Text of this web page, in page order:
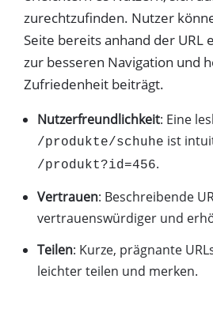
zurechtzufinden. Nutzer
Seite bereits anhand der URL
zur besseren Navigation und
Zufriedenheit beiträgt.
Nutzerfreundlichkeit: Eine
/produkte/schuhe ist
/produkt?id=456.
Vertrauen: Beschreibende
vertrauenswürdiger und
Teilen: Kurze, prägnante
leichter teilen und merken.